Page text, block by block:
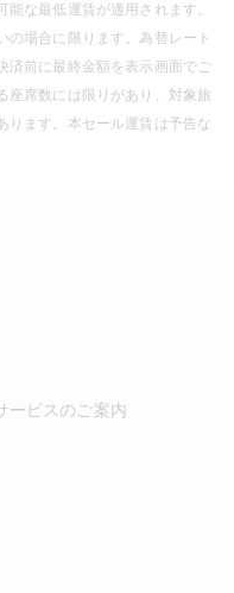
な最低運賃が適用されます。
場合に限ります。為替レート
済前に最終金額を表示画面でご
座席数には限りがあり、対象旅
ります。本セール運賃は予告な
ービスのご案内